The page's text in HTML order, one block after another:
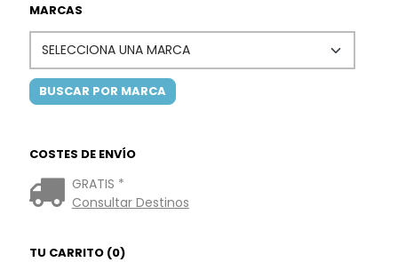
MARCAS
COSTES DE ENVÍO
GRATIS *
Consultar Destinos
TU CARRITO (0)